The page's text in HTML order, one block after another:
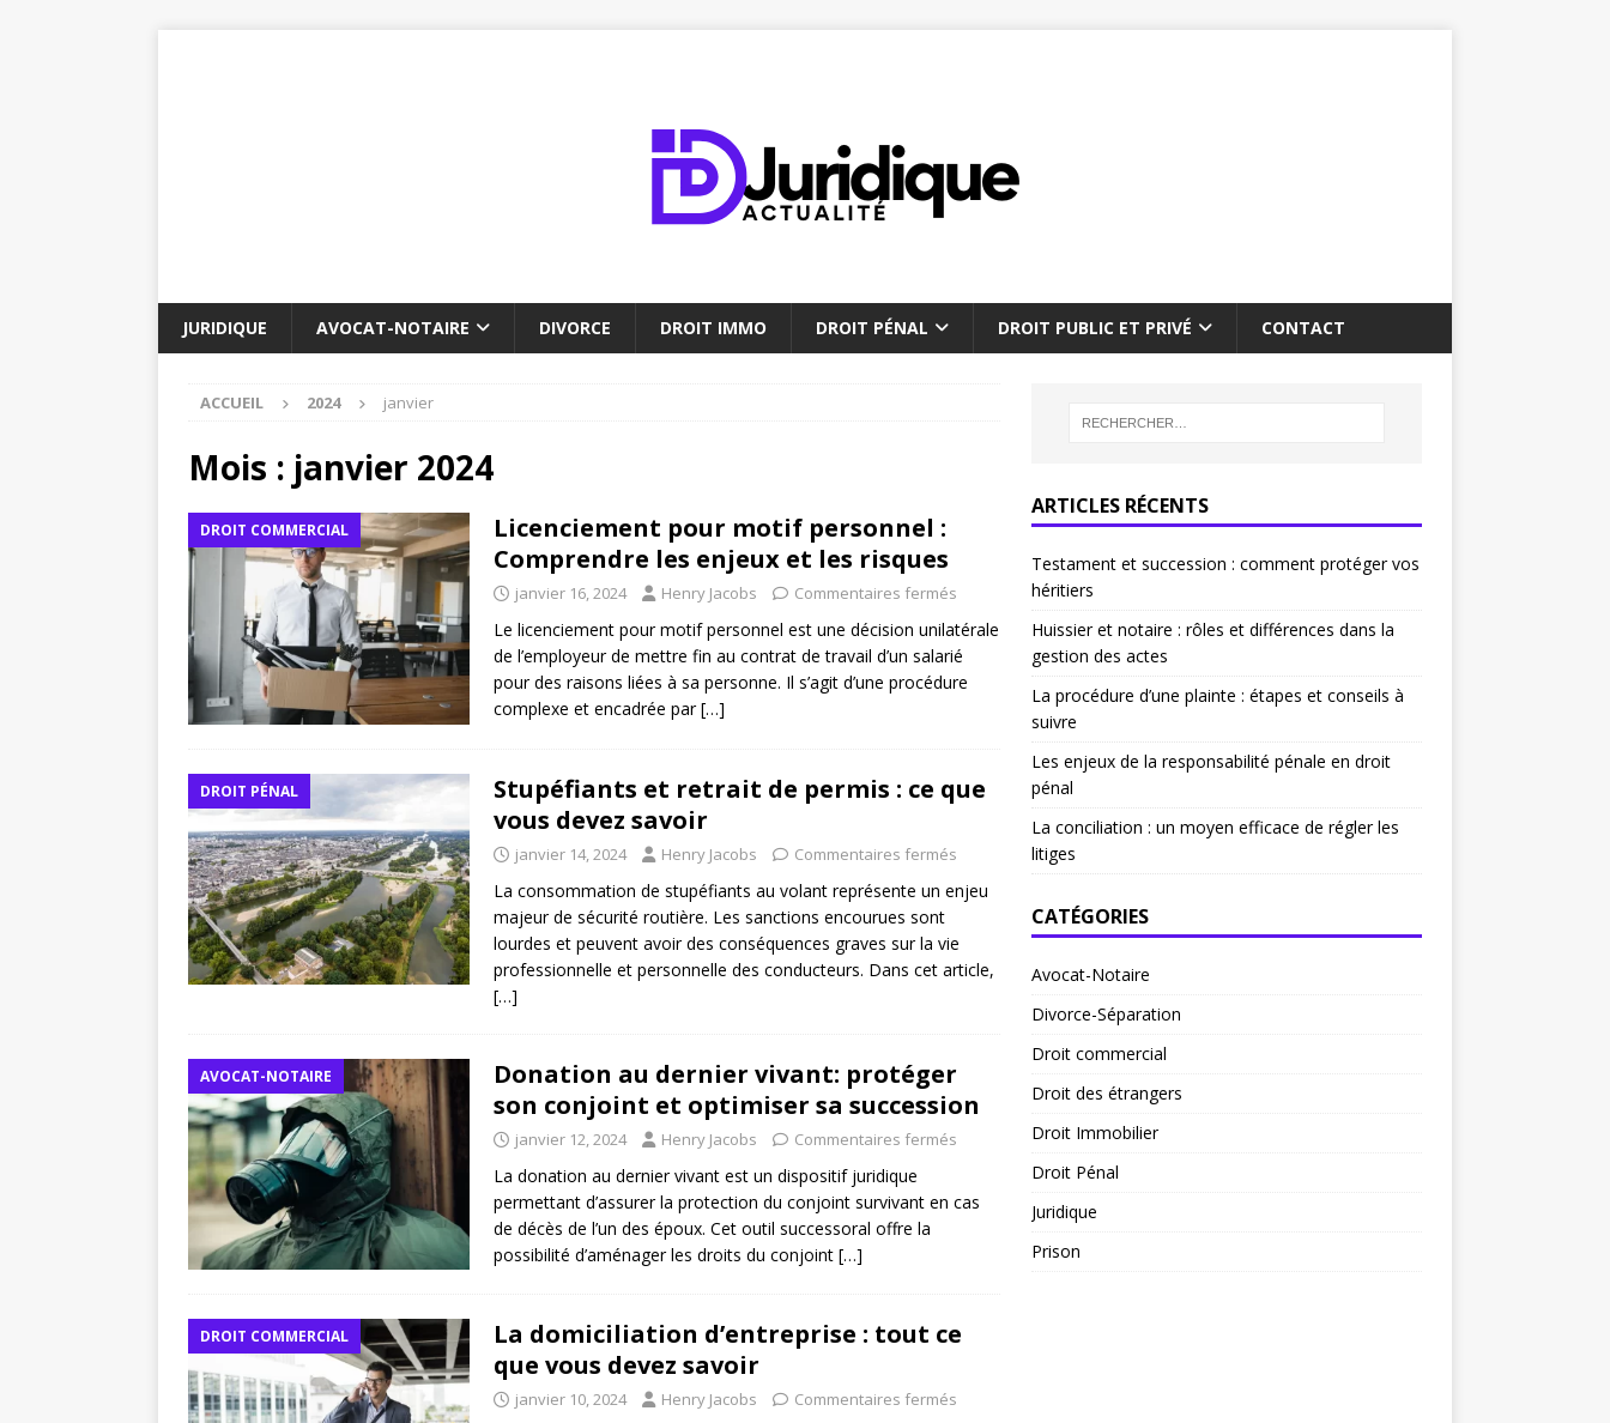
JURIDIQUE AVOCAT-NOTAIRE DIVORCE DROIT IMMO DROIT PÉNAL DROIT PUBLIC ET PRIVÉ CONTACT
ACCUEIL 2024 janvier
Mois : janvier 2024
DROIT COMMERCIAL
Licenciement pour motif personnel :
Comprendre les enjeux et les risques
janvier 16, 2024 Henry Jacobs Commentaires fermés
Le licenciement pour motif personnel est une décision unilatérale
de l’employeur de mettre fin au contrat de travail d’un salarié
pour des raisons liées à sa personne. Il s’agit d’une procédure
complexe et encadrée par[…]
DROIT PÉNAL
Stupéfiants et retrait de permis : ce que
vous devez savoir
janvier 14, 2024 Henry Jacobs Commentaires fermés
La consommation de stupéfiants au volant représente un enjeu
majeur de sécurité routière. Les sanctions encourues sont
lourdes et peuvent avoir des conséquences graves sur la vie
professionnelle et personnelle des conducteurs. Dans cet article,
[…]
AVOCAT-NOTAIRE
Donation au dernier vivant: protéger
son conjoint et optimiser sa succession
janvier 12, 2024 Henry Jacobs Commentaires fermés
La donation au dernier vivant est un dispositif juridique
permettant d’assurer la protection du conjoint survivant en cas
de décès de l’un des époux. Cet outil successoral offre la
possibilité d’aménager les droits du conjoint […]
DROIT COMMERCIAL
La domiciliation d’entreprise : tout ce
que vous devez savoir
janvier 10, 2024 Henry Jacobs Commentaires fermés
ARTICLES RÉCENTS
Testament et succession : comment protéger vos
héritiers
Huissier et notaire : rôles et différences dans la
gestion des actes
La procédure d’une plainte : étapes et conseils à
suivre
Les enjeux de la responsabilité pénale en droit
pénal
La conciliation : un moyen efficace de régler les
litiges
CATÉGORIES
Avocat-Notaire
Divorce-Séparation
Droit commercial
Droit des étrangers
Droit Immobilier
Droit Pénal
Juridique
Prison